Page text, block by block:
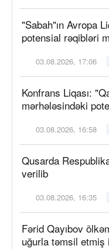
"Sabah"ın Avropa
potensial rəqibləri
03.08.2026, 17:06
Konfrans Liqası:
mərhələsindəki
03.08.2026, 16:58
Qusarda
verilib
03.08.2026, 16:35
Fərid Qayıbov
uğurla təmsil etmiş